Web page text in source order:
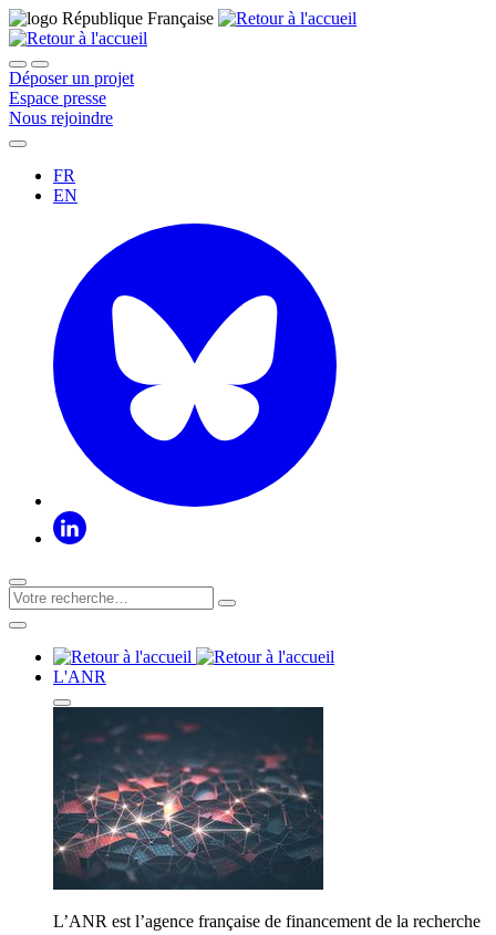
Déposer un projet
Espace presse
Nous rejoindre
FR
EN
L'ANR
L’ANR est l’agence française de financement de la recherche